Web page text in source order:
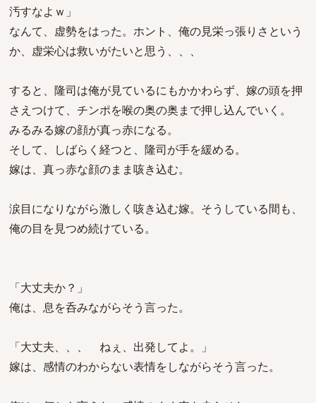
汚すなよｗ」
なんて、虚勢をはった。ホント、俺の見栄っ張りさという
か、虚栄心は救いがたいと思う、、、
すると、隆司は俺が見ているにもかかわらず、嫁の頭を押
さえつけて、チンポを喉の奥の奥まで押し込んでいく。
みるみる嫁の顔が真っ赤になる。
そして、しばらく経つと、隆司が手を緩める。
嫁は、真っ赤な顔のまま咳き込む。
涙目になりながら激しく咳き込む嫁。そうしている間も、
俺の目を見つめ続けている。
「大丈夫か？」
俺は、息を呑みながらそう言った。
「大丈夫、、、 ねぇ、出発してよ。」
嫁は、感情のわからない表情をしながらそう言った。